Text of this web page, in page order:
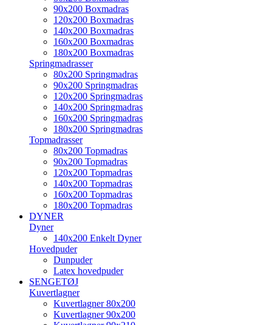
90x200 Boxmadras
120x200 Boxmadras
140x200 Boxmadras
160x200 Boxmadras
180x200 Boxmadras
Springmadrasser
80x200 Springmadras
90x200 Springmadras
120x200 Springmadras
140x200 Springmadras
160x200 Springmadras
180x200 Springmadras
Topmadrasser
80x200 Topmadras
90x200 Topmadras
120x200 Topmadras
140x200 Topmadras
160x200 Topmadras
180x200 Topmadras
DYNER
Dyner
140x200 Enkelt Dyner
Hovedpuder
Dunpuder
Latex hovedpuder
SENGETØJ
Kuvertlagner
Kuvertlagner 80x200
Kuvertlagner 90x200